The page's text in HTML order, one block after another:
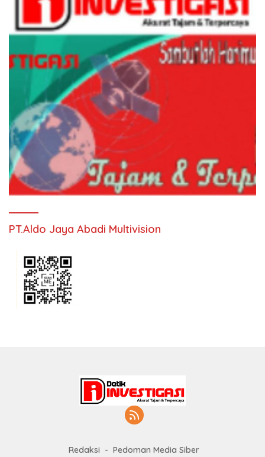
PT.Aldo Jaya Abadi Multivision
Redaksi Pedoman Media Siber